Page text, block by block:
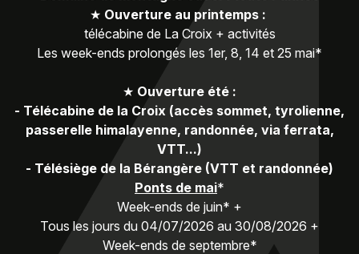
★ Ouverture au printemps :
télécabine de La Croix + activités
Les week-ends prolongés les 1er, 8, 14 et 25 mai*
★ Ouverture été :
- Télécabine de la Croix (accès sommet, tyrolienne,
passerelle himalayenne, randonnée, via ferrata,
VTT...)
- Télésiège de la Bérangère (VTT et randonnée)
Ponts de mai*
Week-ends de juin* +
Tous les jours du 04/07/2026 au 30/08/2026 +
Week-ends de septembre*